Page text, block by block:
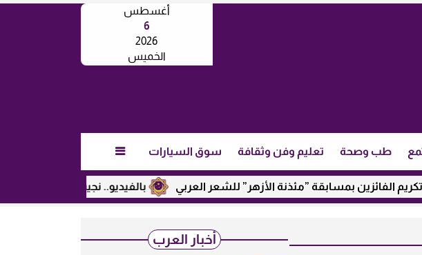
أغسطس
6
2026
الخميس
طب وصحة تعليم وفن وثقافة سوق السيارات 
بالفيديو.. نجيب ساويرس يكشف عن بمسابقة ”مئذنة الأزهر” للشعر العربي
أخبار العرب